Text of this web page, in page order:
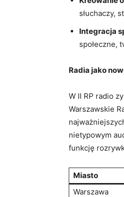
słuchaczy,
Integracja
społeczne,
Radia jako
W II RP radio
Warszawskie
nietypowym
funkcję
Miasto
Warszawa